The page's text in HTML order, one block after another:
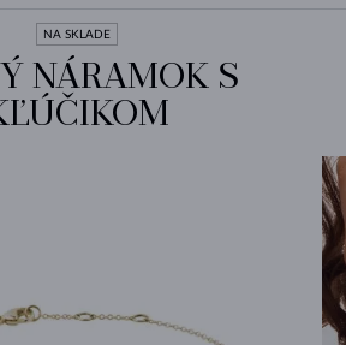
NA SKLADE
NÁRAMOK S